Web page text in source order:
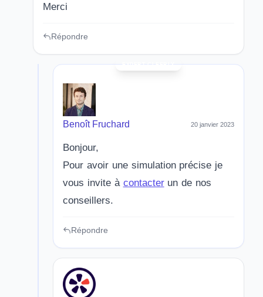
Merci
Répondre
Benoît Fruchard 20 janvier 2023
Bonjour,
Pour avoir une simulation précise je
vous invite à contacterun de nos
conseillers.
Répondre